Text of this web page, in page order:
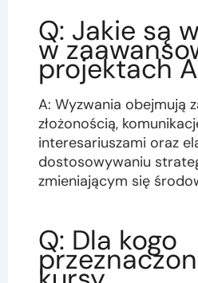
Q: Jakie są
w
projektach
A: Wyzwania obejmują
złożonością,
interesariuszami oraz
dostosowywaniu
zmieniającym się
Q: Dla kogo